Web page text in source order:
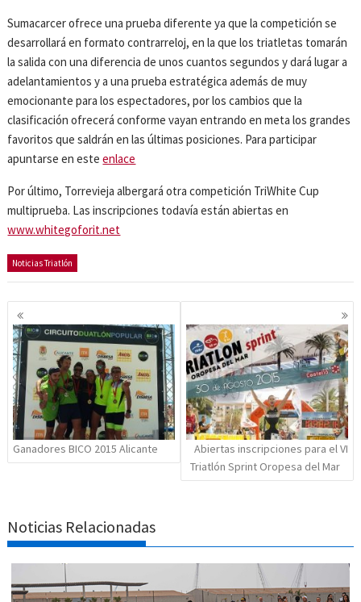
Sumacarcer ofrece una prueba diferente ya que la competición se
desarrollará en formato contrarreloj, en la que los triatletas tomarán
la salida con una diferencia de unos cuantos segundos y dará lugar a
adelantamientos y a una prueba estratégica además de muy
emocionante para los espectadores, por los cambios que la
clasificación ofrecerá conforme vayan entrando en meta los grandes
favoritos que saldrán en las últimas posiciones. Para participar
apuntarse en esteenlace
Por último, Torrevieja albergará otra competición TriWhite Cup
multiprueba. Las inscripciones todavía están abiertas en
www.whitegoforit.net
Noticias Triatlón
Navegación
de
entradas
Ganadores BICO 2015 Alicante
Abiertas inscripciones para el VI
Triatlón Sprint Oropesa del Mar
Noticias Relacionadas